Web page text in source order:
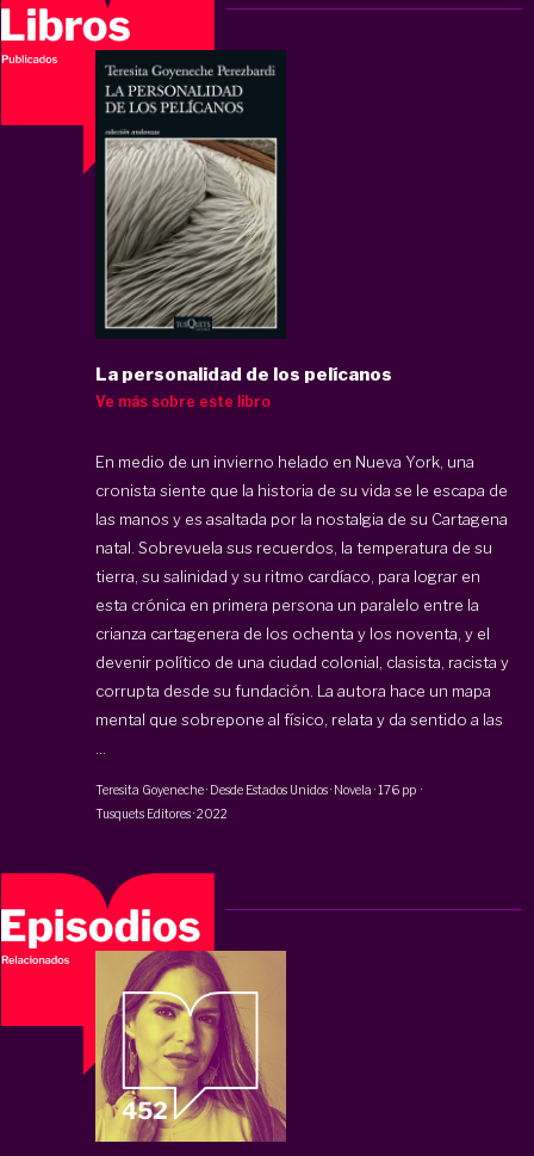
La personalidad de los pelícanos
Ve más sobre este libro
En medio de un invierno helado en Nueva York, una
cronista siente que la historia de su vida se le escapa de
las manos y es asaltada por la nostalgia de su Cartagena
natal. Sobrevuela sus recuerdos, la temperatura de su
tierra, su salinidad y su ritmo cardíaco, para lograr en
esta crónica en primera persona un paralelo entre la
crianza cartagenera de los ochenta y los noventa, y el
devenir político de una ciudad colonial, clasista, racista y
corrupta desde su fundación. La autora hace un mapa
mental que sobrepone al físico, relata y da sentido a las
Teresita Goyeneche· Desde Estados Unidos · Novela ·176 pp ·
Tusquets Editores·2022